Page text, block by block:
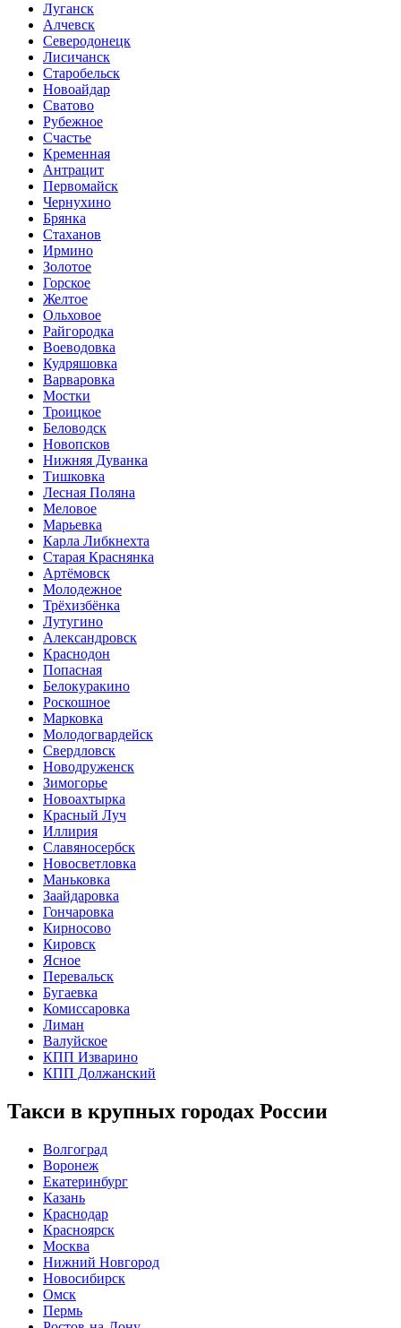
Луганск
Алчевск
Северодонецк
Лисичанск
Старобельск
Новоайдар
Сватово
Рубежное
Счастье
Кременная
Антрацит
Первомайск
Чернухино
Брянка
Стаханов
Ирмино
Золотое
Горское
Желтое
Ольховое
Райгородка
Воеводовка
Кудряшовка
Варваровка
Мостки
Троицкое
Беловодск
Новопсков
Нижняя Дуванка
Тишковка
Лесная Поляна
Меловое
Марьевка
Карла Либкнехта
Старая Краснянка
Артёмовск
Молодежное
Трёхизбёнка
Лутугино
Александровск
Краснодон
Попасная
Белокуракино
Роскошное
Марковка
Молодогвардейск
Свердловск
Новодруженск
Зимогорье
Новоахтырка
Красный Луч
Иллирия
Славяносербск
Новосветловка
Маньковка
Заайдаровка
Гончаровка
Кирносово
Кировск
Ясное
Перевальск
Бугаевка
Комиссаровка
Лиман
Валуйское
КПП Изварино
КПП Должанский
Такси в крупных городах России
Волгоград
Воронеж
Екатеринбург
Казань
Краснодар
Красноярск
Москва
Нижний Новгород
Новосибирск
Омск
Пермь